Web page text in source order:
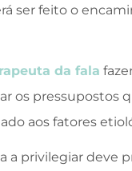
ser feito o
da fala
os
aos fatores
privilegiar deve